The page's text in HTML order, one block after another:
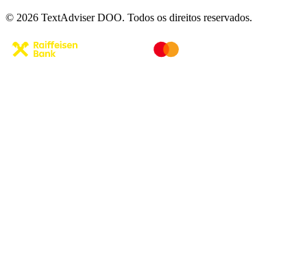
© 2026 TextAdviser DOO. Todos os direitos reservados.